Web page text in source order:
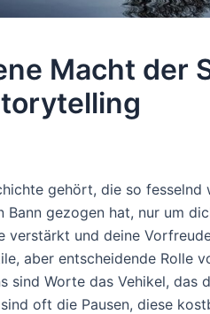
Macht der
gehört, die so fesselnd
Bann gezogen hat, nur um
verstärkt und deine
aber entscheidende Rolle
sind Worte das Vehikel,
oft die Pausen, diese